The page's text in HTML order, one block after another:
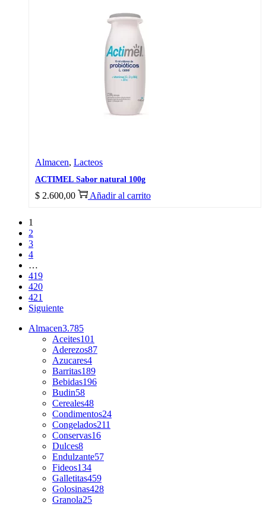
Almacen, Lacteos
ACTIMEL Sabor natural 100g
$ 2.600,00 Añadir al carrito
1
2
3
4
…
419
420
421
Siguiente
Almacen3.785
Aceites101
Aderezos87
Azucares4
Barritas189
Bebidas196
Budin58
Cereales48
Condimentos24
Congelados211
Conservas16
Dulces8
Endulzante57
Fideos134
Galletitas459
Golosinas428
Granola25